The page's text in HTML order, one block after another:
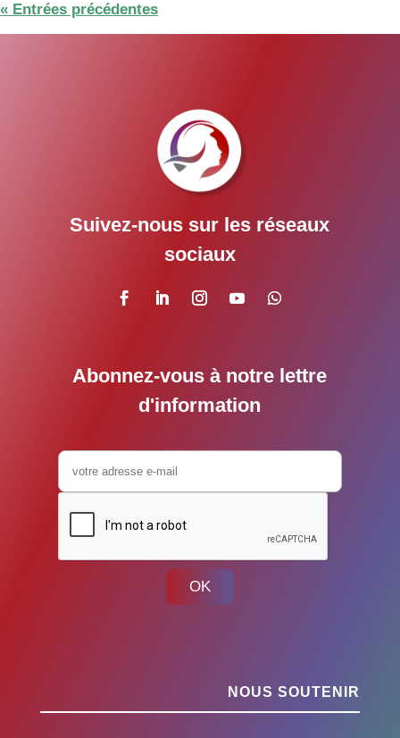
« Entrées précédentes
Suivez-nous sur les réseaux
sociaux
Abonnez-vous à notre lettre
d'information
OK
NOUS SOUTENIR